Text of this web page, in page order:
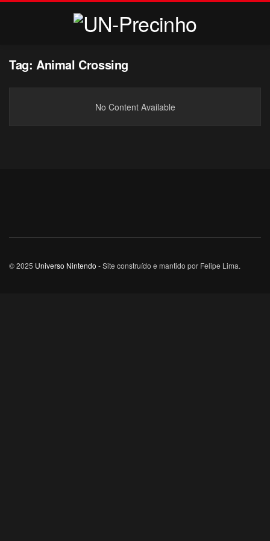
Tag: Animal Crossing
No Content Available
© 2025 Universo Nintendo - Site construído e mantido por Felipe Lima.